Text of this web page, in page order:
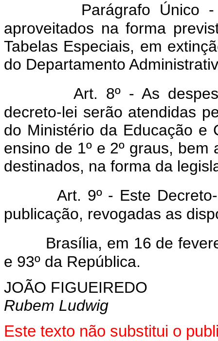
Parágrafo Único
aproveitados na forma
Tabelas Especiais, em
do Departamento
Art. 8º - As
decreto-lei serão atendidas
do Ministério da Educação e
ensino de 1º e 2º graus,
destinados, na forma da
Art. 9º - Este
publicação, revogadas as
Brasília, em 16 de
e 93º da República.
JOÃO FIGUEIREDO
Rubem Ludwig
Este texto não substitui o